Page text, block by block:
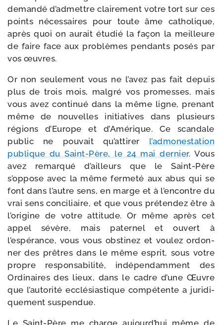
deman­dé d’admettre clai­re­ment votre tort sur ces
points néces­saires pour toute âme catho­lique,
après quoi on aurait étu­dié la façon la meilleure
de faire face aux pro­blèmes pen­dants posés par
vos œuvres.
Or non seule­ment vous ne l’avez pas fait depuis
plus de trois mois, mal­gré vos pro­messes, mais
vous avez conti­nué dans la même ligne, pre­nant
même de nou­velles ini­tia­tives dans plu­sieurs
régions d’Europe et d’Amérique. Ce scan­dale
public ne pou­vait qu’attirer l’admonestation
publique du Saint-​Père, le 24 mai der­nier. Vous
avez remar­qué d’ailleurs que le Saint-​Père
s’oppose avec la même fer­me­té aux abus qui se
font dans l’autre sens, en marge et à l’encontre du
vrai sens conci­liaire, et que vous pré­ten­dez être à
l’origine de votre atti­tude. Or même après cet
appel sévère, mais pater­nel et ouvert à
l’espérance, vous vous obs­ti­nez et vou­lez ordon­
ner des prêtres dans le même esprit, sous votre
propre res­pon­sa­bi­li­té, indé­pen­dam­ment des
Ordinaires des lieux, dans le cadre d’une Œuvre
que l’autorité ecclé­sias­tique com­pé­tente a juri­di­
que­ment suspendue.
Le Saint-​Père me charge aujourd’hui même de